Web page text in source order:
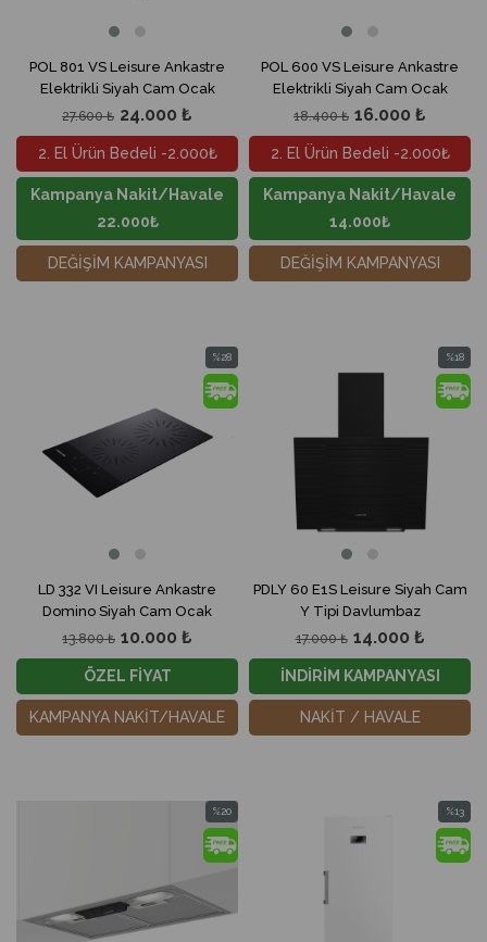
POL 801 VS Leisure Ankastre
Elektrikli Siyah Cam Ocak
24.000 ₺
27.600 ₺
2. El Ürün Bedeli -2.000₺
Kampanya Nakit/Havale
22.000₺
DEĞİŞİM KAMPANYASI
POL 600 VS Leisure Ankastre
Elektrikli Siyah Cam Ocak
16.000 ₺
18.400 ₺
2. El Ürün Bedeli -2.000₺
Kampanya Nakit/Havale
14.000₺
DEĞİŞİM KAMPANYASI
LD 332 VI Leisure Ankastre
Domino Siyah Cam Ocak
10.000 ₺
13.800 ₺
%28
İndirim
%28İndirim
ÖZEL FİYAT
KAMPANYA NAKİT/HAVALE
PDLY 60 E1S Leisure Siyah Cam
Y Tipi Davlumbaz
14.000 ₺
17.000 ₺
%18
İndirim
İNDİRİM KAMPANYASI
NAKİT / HAVALE
%20
İndirim
%20İndirim
%13
İndirim